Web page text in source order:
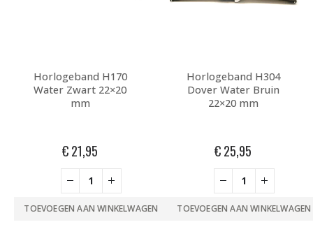
Horlogeband H170
Water Zwart 22×20
mm
€21,95
TOEVOEGEN AAN WINKELWAGEN
Horlogeband H304
Dover Water Bruin
22×20 mm
€25,95
TOEVOEGEN AAN WINKELWAGEN